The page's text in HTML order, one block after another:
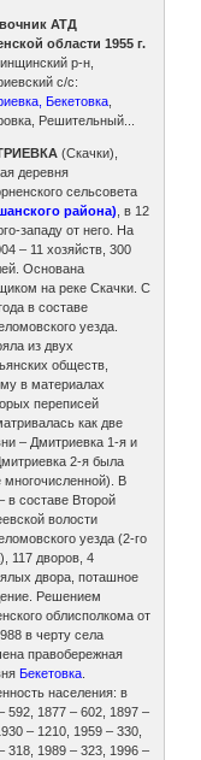
АТД
области 1955 г.
р-н,
с/с:
Бекетовка
Решительный...
(Скачки),
деревня
сельсовета
района) , в 12
западу от него. На
– 11 хозяйств, 300
Основана
на реке Скачки. С
в составе
уезда.
из двух
обществ,
в материалах
переписей
как две
– Дмитриевка 1-я и
2-я была
многочисленной). В
в составе Второй
волости
уезда (2-го
117 дворов, 4
двора, поташное
Решением
облисполкома от
в черту села
правобережная
Бекетовка
населения: в
592, 1877 – 602, 1897 –
– 1210, 1959 – 330,
318, 1989 – 323, 1996 –